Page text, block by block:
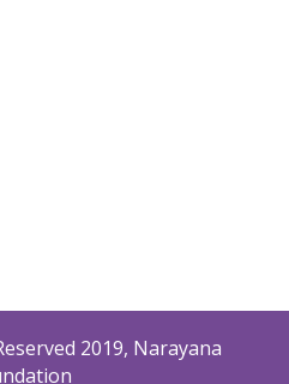
2019, Narayana